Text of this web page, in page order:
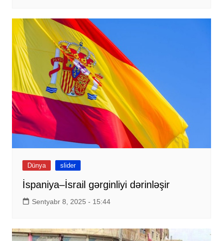
Dünya slider
İspaniya–İsrail gərginliyi dərinləşir
Sentyabr 8, 2025 - 15:44